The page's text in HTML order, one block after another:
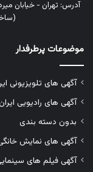
موضوعات پرطرفدار
آگهی های تلویزیونی
آگهی های رادیویی
بدون دسته بندی
آگهی های نمایش
آگهی فیلم های